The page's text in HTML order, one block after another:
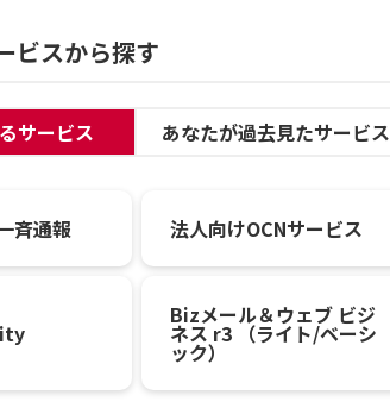
ビスから探す
サービス あなたが過去見たサービス
斉通報 法人向けOCNサービス
Bizメール＆ウェブ ビジ
ネス r3 （ライト/ベーシ
ック）